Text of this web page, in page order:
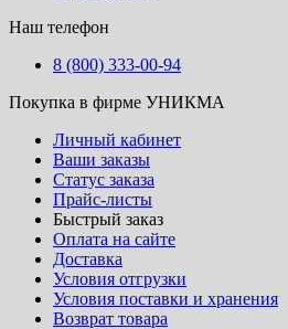
Наш телефон
8 (800) 333-00-94
Покупка в фирме УНИКМА
Личный кабинет
Ваши заказы
Статус заказа
Прайс-листы
Быстрый заказ
Оплата на сайте
Доставка
Условия отгрузки
Условия поставки и хранения
Возврат товара